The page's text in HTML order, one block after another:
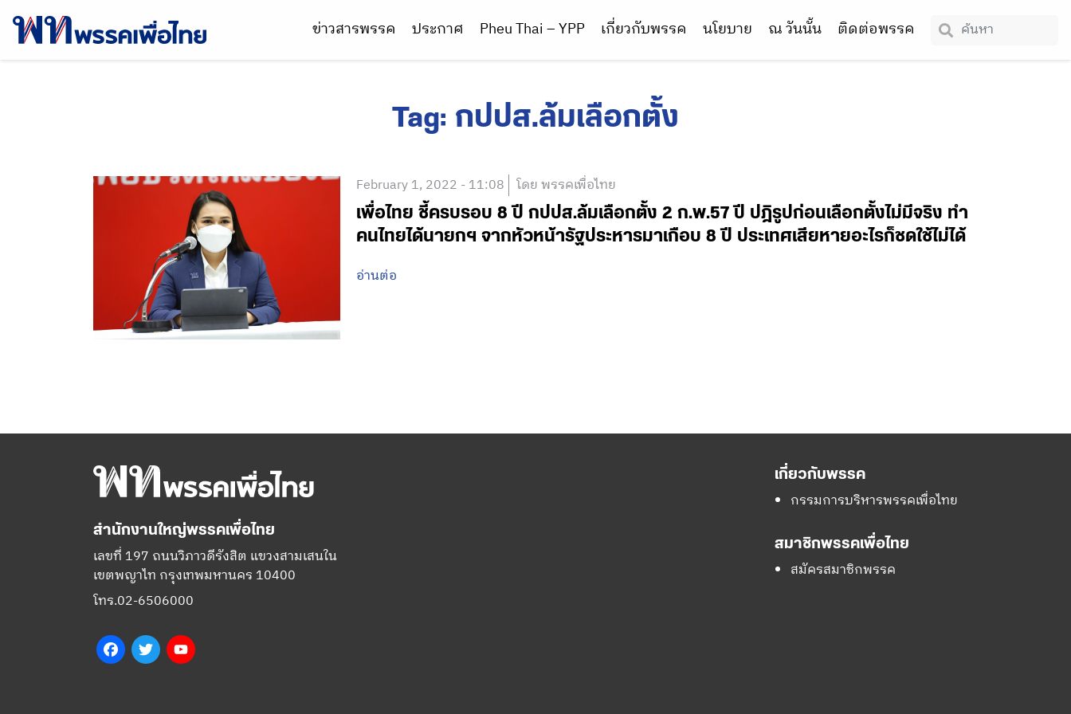
ข่าวสารพรรค ประกาศ Pheu Thai – YPP เกี่ยวกับพรรค นโยบาย ณ วันนั้น ติดต่อพรรค
Tag: กปปส.ล้มเลือกตั้ง
February 1, 2022 - 11:08 โดย พรรคเพื่อไทย
เพื่อไทย ชี้ครบรอบ 8 ปี กปปส.ล้มเลือกตั้ง 2 ก.พ.57 ปี ปฎิรูปก่อนเลือกตั้งไม่มีจริง ทำ
คนไทยได้นายกฯ จากหัวหน้ารัฐประหารมาเกือบ 8 ปี ประเทศเสียหายอะไรก็ชดใช้ไม่ได้
อ่านต่อ
สำนักงานใหญ่พรรคเพื่อไทย
เลขที่ 197 ถนนวิภาวดีรังสิต แขวงสามเสนใน
เขตพญาไท กรุงเทพมหานคร 10400
โทร.02-6506000
FacebookTwitter
เกี่ยวกับพรรค
กรรมการบริหารพรรคเพื่อไทย
สมาชิกพรรคเพื่อไทย
สมัครสมาชิกพรรค